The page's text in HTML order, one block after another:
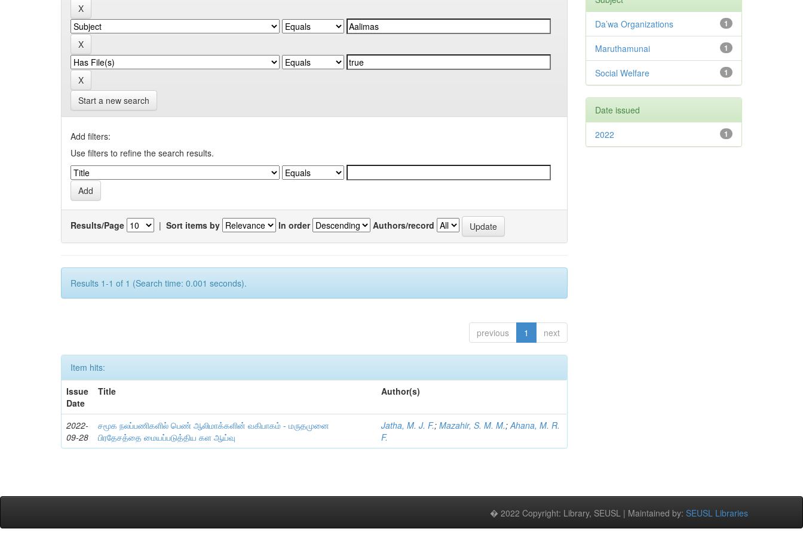
Start a new search
Add filters:
Use filters to refine the search results.
Results/Page | Sort items by In order Authors/record
Results 1-1 of 1 (Search time: 0.001 seconds).
previous 1 next
Item hits:
Issue
Date
Title Author(s)
2022-
09-28
சமூக நலப்பணிகளில் பெண் ஆலிமாக்களின் வகிபாகம் - மருதமுனை
பிரதேசத்தை மையப்படுத்திய கள ஆய்வு
Jatha, M. J. F.;Mazahir, S. M. M.;Ahana, M. R.
F.
1
Da’wa Organizations
1
Maruthamunai
1
Social Welfare
Date issued
1
2022
� 2022 Copyright: Library, SEUSL | Maintained by: SEUSL Libraries